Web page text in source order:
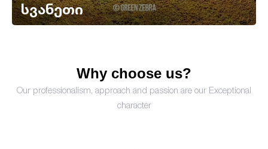
სვანეთი
Why choose us?
Our professionalism, approach and passion are our Exceptional
character